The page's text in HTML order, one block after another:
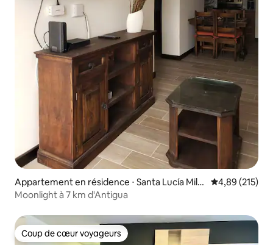
Appartement en résidence ⋅ Santa Lucía Milp
as Altas
Évaluation
4,89 (215)
Moonlight à 7 km d'Antigua
Coup de cœur voyageurs
Coup de cœur voyageurs